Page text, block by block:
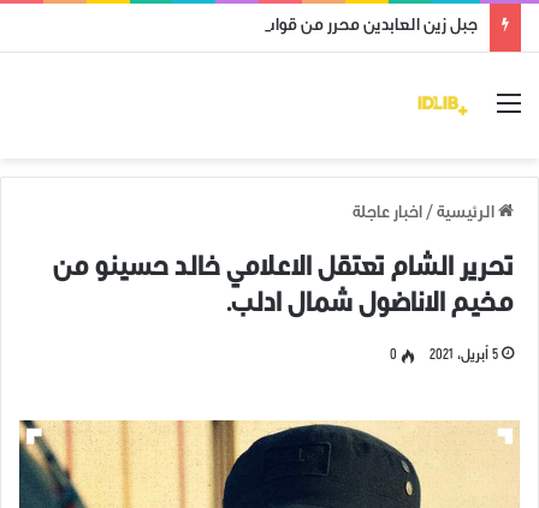
جبل زين العابدين محرر من قوات النظام وميليشياته
القائمة
الرئيسية / اخبار عاجلة
تحرير الشام تعتقل الاعلامي خالد حسينو من
مخيم الاناضول شمال ادلب.
5 أبريل، 2021 0